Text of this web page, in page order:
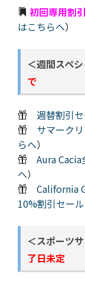
初回専用割
はこちらへ）
＜週間スペ
で
週替割引
サマーク
らへ）
Aura
へ）
California
10%割引セール
＜スポーツ
了日未定